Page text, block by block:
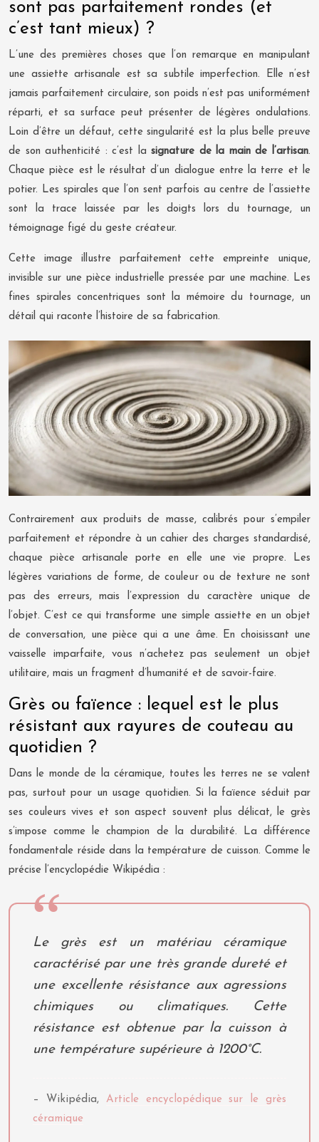
sont pas parfaitement rondes (et
c’est tant mieux) ?
L’une des premières choses que l’on remarque en manipulant
une assiette artisanale est sa subtile imperfection. Elle n’est
jamais parfaitement circulaire, son poids n’est pas uniformément
réparti, et sa surface peut présenter de légères ondulations.
Loin d’être un défaut, cette singularité est la plus belle preuve
de son authenticité : c’est lasignature de la main de l’artisan.
Chaque pièce est le résultat d’un dialogue entre la terre et le
potier. Les spirales que l’on sent parfois au centre de l’assiette
sont la trace laissée par les doigts lors du tournage, un
témoignage figé du geste créateur.
Cette image illustre parfaitement cette empreinte unique,
invisible sur une pièce industrielle pressée par une machine. Les
fines spirales concentriques sont la mémoire du tournage, un
détail qui raconte l’histoire de sa fabrication.
Contrairement aux produits de masse, calibrés pour s’empiler
parfaitement et répondre à un cahier des charges standardisé,
chaque pièce artisanale porte en elle une vie propre. Les
légères variations de forme, de couleur ou de texture ne sont
pas des erreurs, mais l’expression du caractère unique de
l’objet. C’est ce qui transforme une simple assiette en un objet
de conversation, une pièce qui a une âme. En choisissant une
vaisselle imparfaite, vous n’achetez pas seulement un objet
utilitaire, mais un fragment d’humanité et de savoir-faire.
Grès ou faïence : lequel est le plus
résistant aux rayures de couteau au
quotidien ?
Dans le monde de la céramique, toutes les terres ne se valent
pas, surtout pour un usage quotidien. Si la faïence séduit par
ses couleurs vives et son aspect souvent plus délicat, le grès
s’impose comme le champion de la durabilité. La différence
fondamentale réside dans la température de cuisson. Comme le
précise l’encyclopédie Wikipédia :
Le grès est un matériau céramique
caractérisé par une très grande dureté et
une excellente résistance aux agressions
chimiques ou climatiques. Cette
résistance est obtenue par la cuisson à
une température supérieure à 1200°C.
– Wikipédia, Article encyclopédique sur le grès
céramique